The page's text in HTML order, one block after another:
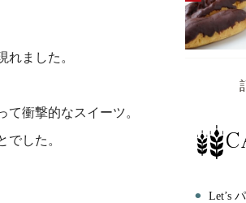
ました。
衝撃的なスイーツ。
した。
⚫︎ Let’s